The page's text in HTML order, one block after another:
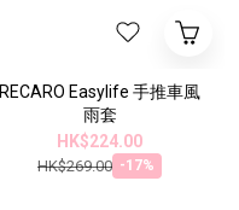
RECARO Easylife 手推車風
雨套
HK$224.00
HK$269.00 -17%